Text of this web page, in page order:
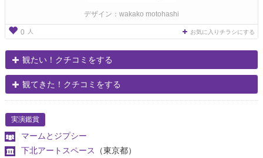
デザイン：wakako motohashi
0 人 お気に入りチラシにする
観たい！クチコミをする
観てきた！クチコミをする
実演鑑賞
マームとジプシー
下北アートスペース
（東京都）